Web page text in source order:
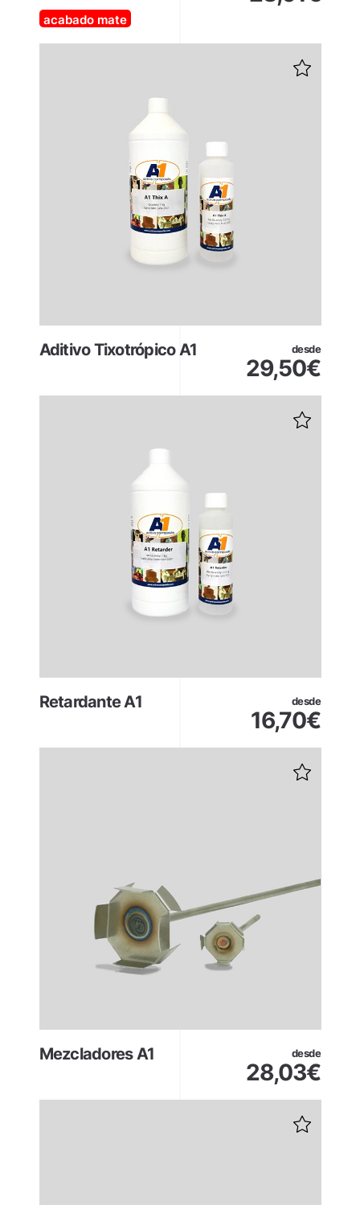
acabado mate
Aditivo Tixotrópico A1 desde
29,50€
Retardante A1 desde
16,70€
Mezcladores A1 desde
28,03€